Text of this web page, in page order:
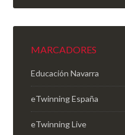
MARCADORES
Educación Navarra
eTwinning España
eTwinning Live